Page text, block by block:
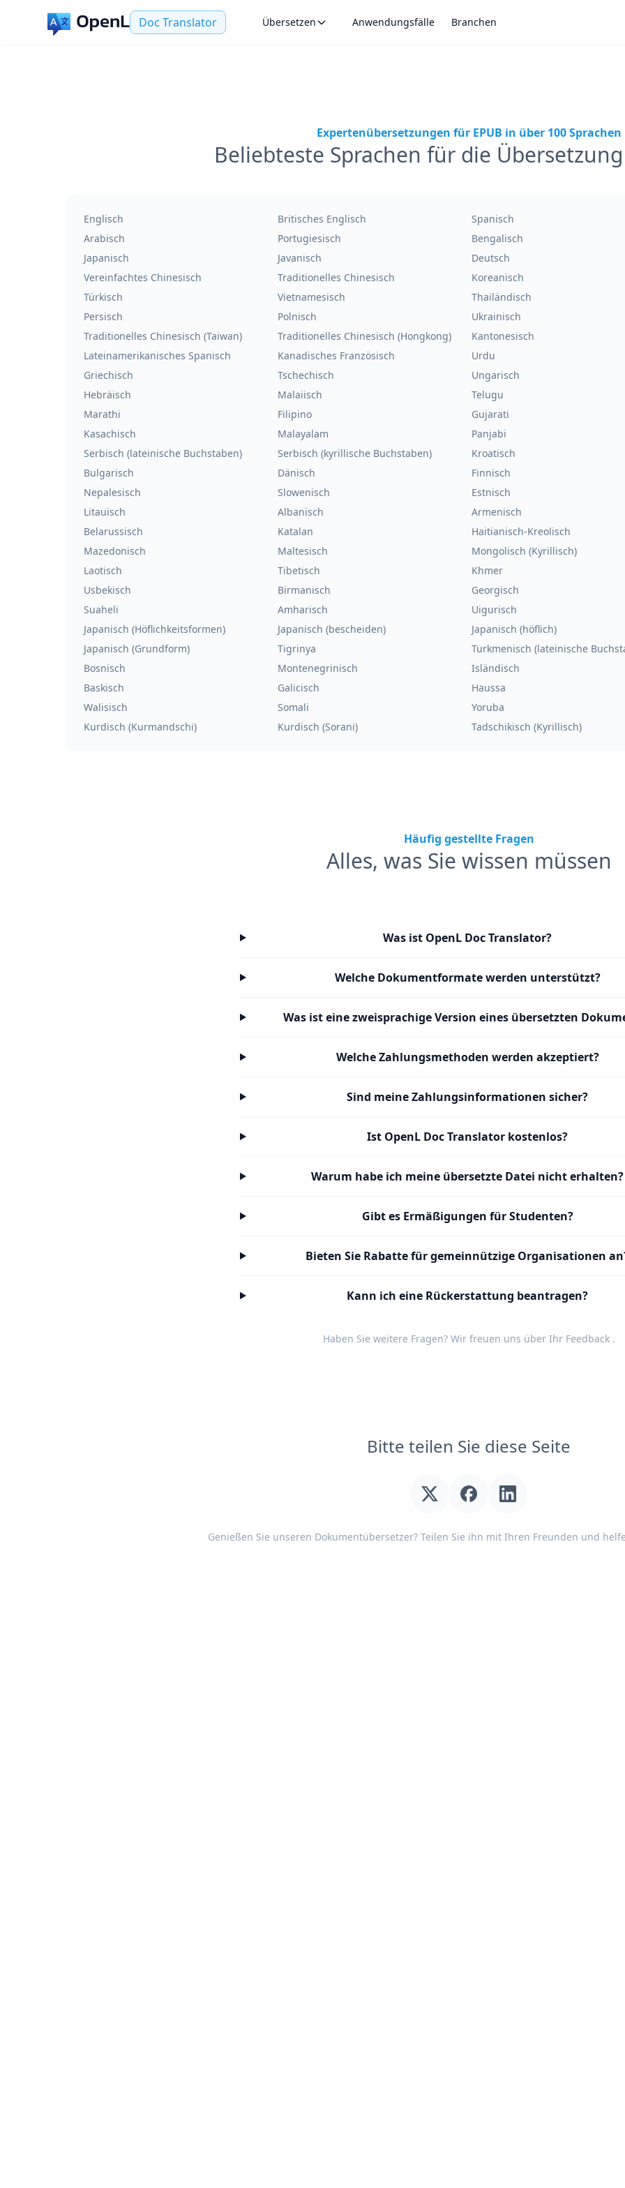
Doc Translator Übersetzen Anwendungsfälle Branchen
Expertenübersetzungen für EPUB in über 100 Sprachen
Beliebteste Sprachen für die Übersetzung
Englisch Britisches Englisch Spanisch
Arabisch
Portugiesisch Bengalisch
Japanisch
Javanisch Deutsch
Vereinfachtes Chinesisch
Traditionelles Chinesisch Koreanisch
Türkisch
Vietnamesisch Thailändisch
Persisch
Polnisch Ukrainisch
Traditionelles Chinesisch (Taiwan)
Traditionelles Chinesisch (Hongkong) Kantonesisch
Lateinamerikanisches Spanisch
Kanadisches Französisch Urdu
Griechisch
Tschechisch Ungarisch
Hebräisch
Malaiisch Telugu
Marathi
Filipino Gujarati
Kasachisch
Malayalam Panjabi
Serbisch (lateinische Buchstaben)
Serbisch (kyrillische Buchstaben) Kroatisch
Bulgarisch
Dänisch Finnisch
Nepalesisch
Slowenisch Estnisch
Litauisch
Albanisch Armenisch
Belarussisch
Katalan Haitianisch-Kreolisch
Mazedonisch
Maltesisch Mongolisch (Kyrillisch)
Laotisch
Tibetisch Khmer
Usbekisch
Birmanisch Georgisch
Suaheli
Amharisch Uigurisch
Japanisch (Höflichkeitsformen)
Japanisch (bescheiden) Japanisch (höflich)
Japanisch (Grundform)
Tigrinya Turkmenisch (lateinische
Bosnisch
Montenegrinisch Isländisch
Baskisch
Galicisch Haussa
Walisisch
Somali Yoruba
Kurdisch (Kurmandschi)
Kurdisch (Sorani) Tadschikisch (Kyrillisch)
Häufig gestellte Fragen
Alles, was Sie wissen müssen
Was ist OpenL Doc Translator?
Welche Dokumentformate werden unterstützt?
Was ist eine zweisprachige Version eines übersetzten
Welche Zahlungsmethoden werden akzeptiert?
Sind meine Zahlungsinformationen sicher?
Ist OpenL Doc Translator kostenlos?
Warum habe ich meine übersetzte Datei nicht erhalten?
Gibt es Ermäßigungen für Studenten?
Bieten Sie Rabatte für gemeinnützige Organisationen
Kann ich eine Rückerstattung beantragen?
Haben Sie weitere Fragen? Wir freuen uns über Ihr Feedback.
Bitte teilen Sie diese Seite
Genießen Sie unseren Dokumentübersetzer? Teilen Sie ihn mit Ihren Freunden und